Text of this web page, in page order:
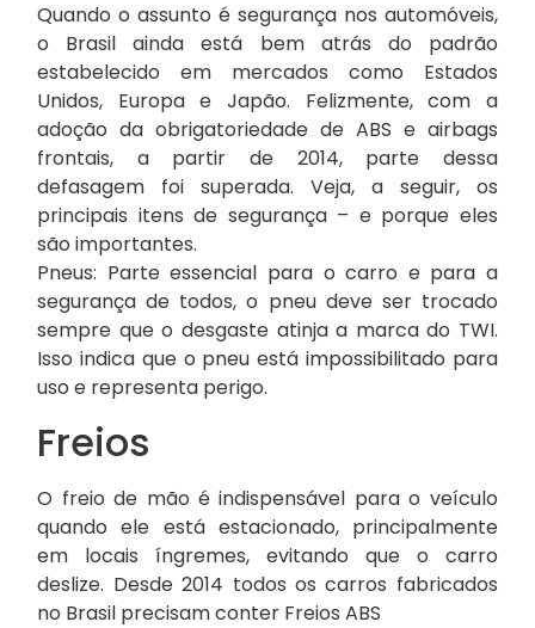
Quando o assunto é segurança nos automóveis,
o Brasil ainda está bem atrás do padrão
estabelecido em mercados como Estados
Unidos, Europa e Japão. Felizmente, com a
adoção da obrigatoriedade de ABS e airbags
frontais, a partir de 2014, parte dessa
defasagem foi superada. Veja, a seguir, os
principais itens de segurança – e porque eles
são importantes.
Pneus: Parte essencial para o carro e para a
segurança de todos, o pneu deve ser trocado
sempre que o desgaste atinja a marca do TWI.
Isso indica que o pneu está impossibilitado para
uso e representa perigo.
Freios
O freio de mão é indispensável para o veículo
quando ele está estacionado, principalmente
em locais íngremes, evitando que o carro
deslize. Desde 2014 todos os carros fabricados
no Brasil precisam conter Freios ABS